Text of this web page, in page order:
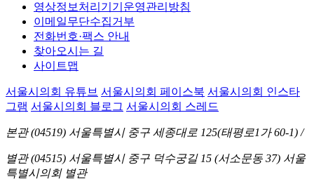
영상정보처리기기운영관리방침
이메일무단수집거부
전화번호·팩스 안내
찾아오시는 길
사이트맵
서울시의회 유튜브 서울시의회 페이스북 서울시의회 인스타
그램 서울시의회 블로그 서울시의회 스레드
본관 (04519) 서울특별시 중구 세종대로 125(태평로1가 60-1) /
별관 (04515) 서울특별시 중구 덕수궁길 15 (서소문동 37) 서울
특별시의회 별관